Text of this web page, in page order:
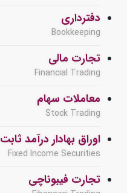
دفترداری
Bookkeeping
تجارت مالی
Financial Trading
معاملات سهام
Stock Trading
اوراق بهادار درآمد ثابت
Fixed Income Securities
تجارت فیبوناچی